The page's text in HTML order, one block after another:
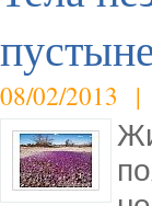
08/02/2013 |